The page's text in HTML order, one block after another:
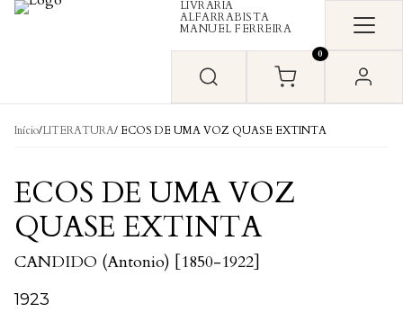
Skip to content
LIVRARIA
ALFARRABISTA
MANUEL FERREIRA
0
Início/LITERATURA/ ECOS DE UMA VOZ QUASE EXTINTA
ECOS DE UMA VOZ
QUASE EXTINTA
CANDIDO (Antonio) [1850-1922]
1923